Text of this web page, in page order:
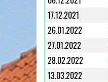
17.12.2021
26.01.2022
27.01.2022
28.02.2022
13.03.2022